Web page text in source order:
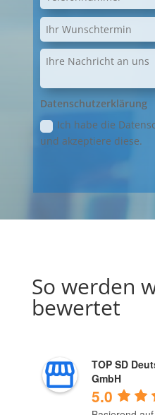
Datenschutzerklärung
Ich habe die
und akzeptiere diese.
So werden
bewertet
TOP SD
GmbH
5.0